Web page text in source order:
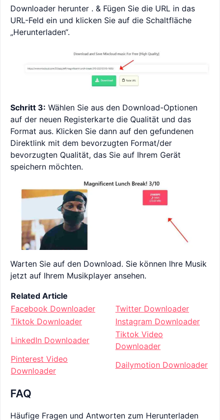
Downloader herunter . & Fügen Sie die URL in das
URL-Feld ein und klicken Sie auf die Schaltfläche
„Herunterladen“.
Schritt 3: Wählen Sie aus den Download-Optionen
auf der neuen Registerkarte die Qualität und das
Format aus. Klicken Sie dann auf den gefundenen
Direktlink mit dem bevorzugten Format/der
bevorzugten Qualität, das Sie auf Ihrem Gerät
speichern möchten.
Warten Sie auf den Download. Sie können Ihre Musik
jetzt auf Ihrem Musikplayer ansehen.
Related Article
Facebook Downloader
Twitter Downloader
Tiktok Downloader
Instagram Downloader
LinkedIn Downloader
Tiktok Video
Downloader
Pinterest Video
Downloader
Dailymotion Downloader
FAQ
Häufige Fragen und Antworten zum Herunterladen